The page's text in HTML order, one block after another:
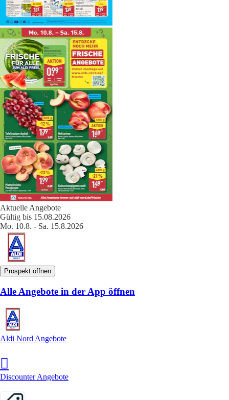
Aktuelle Angebote
Gültig bis 15.08.2026
Mo. 10.8. - Sa. 15.8.2026
Prospekt öffnen
Alle Angebote in der App öffnen
Aldi Nord Angebote
Discounter Angebote